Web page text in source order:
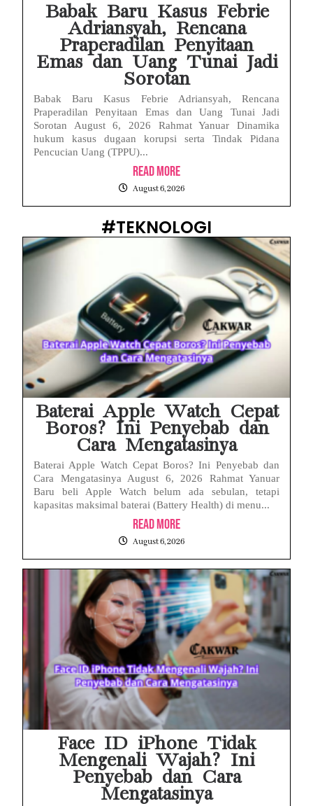
Babak Baru Kasus Febrie
Adriansyah, Rencana
Praperadilan Penyitaan
Emas dan Uang Tunai Jadi
Sorotan
Babak Baru Kasus Febrie Adriansyah, Rencana
Praperadilan Penyitaan Emas dan Uang Tunai Jadi
Sorotan August 6, 2026 Rahmat Yanuar Dinamika
hukum kasus dugaan korupsi serta Tindak Pidana
Pencucian Uang (TPPU)...
Read More
August 6, 2026
#TEKNOLOGI
Baterai Apple Watch Cepat
Boros? Ini Penyebab dan
Cara Mengatasinya
Baterai Apple Watch Cepat Boros? Ini Penyebab dan
Cara Mengatasinya August 6, 2026 Rahmat Yanuar
Baru beli Apple Watch belum ada sebulan, tetapi
kapasitas maksimal baterai (Battery Health) di menu...
Read More
August 6, 2026
Face ID iPhone Tidak
Mengenali Wajah? Ini
Penyebab dan Cara
Mengatasinya